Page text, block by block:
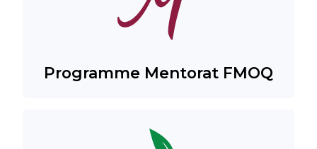
Programme Mentorat FMOQ